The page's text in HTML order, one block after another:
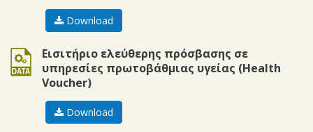
Download
Εισιτήριο ελεύθερης πρόσβασης σε
υπηρεσίες πρωτοβάθμιας υγείας (Health
Voucher)
doc
Download